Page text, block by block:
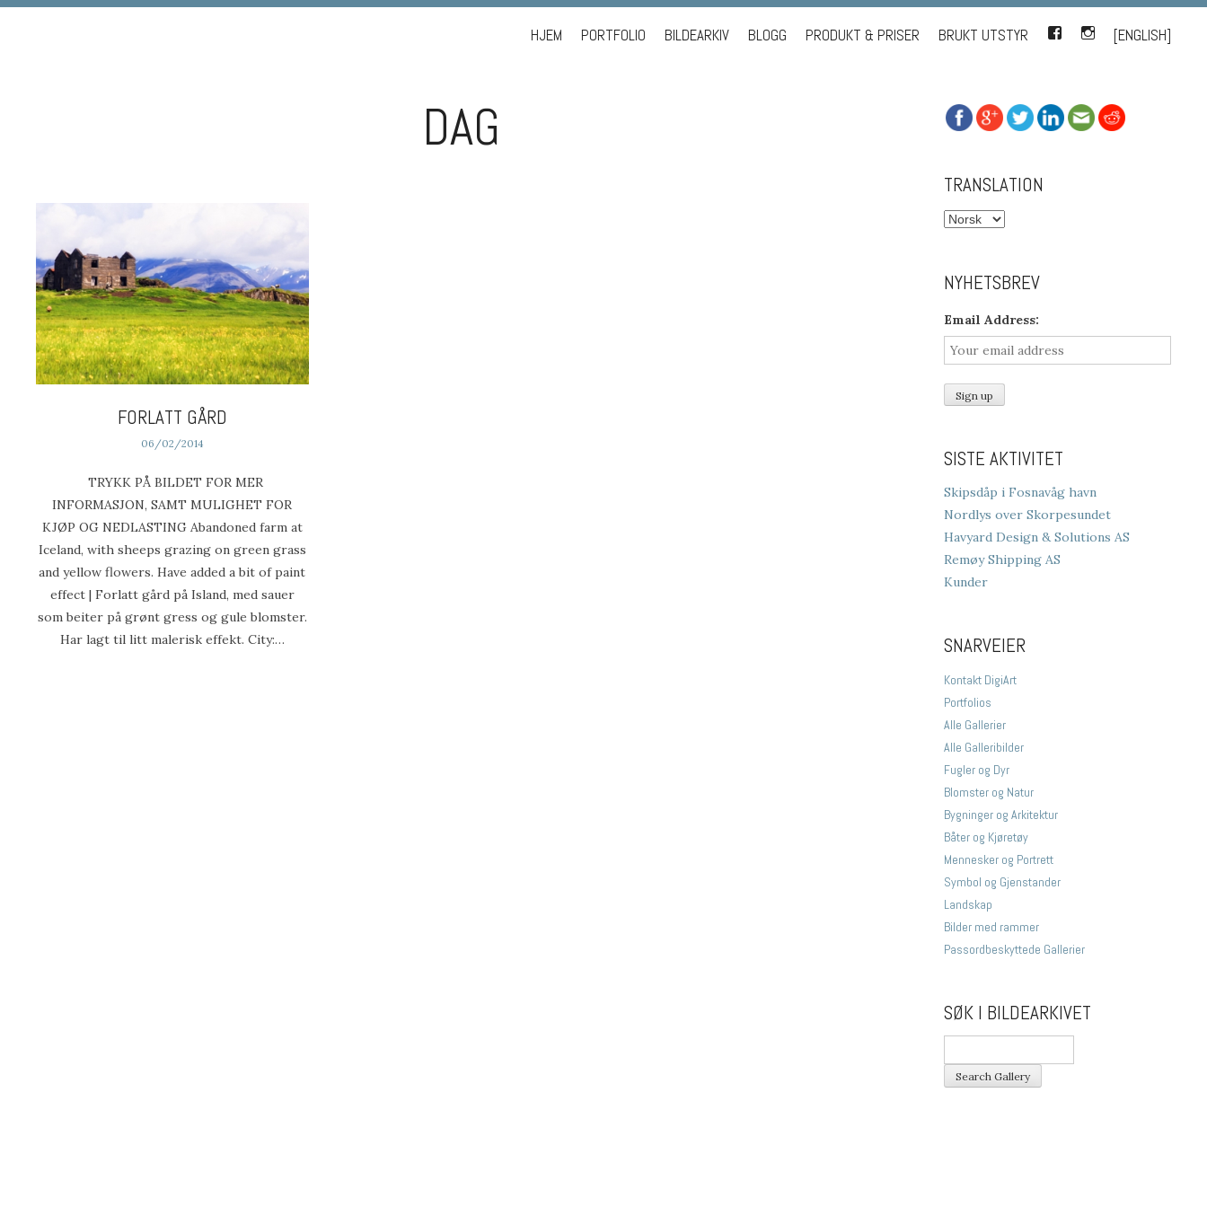
Skip to content
HJEM PORTFOLIO BILDEARKIV BLOGG PRODUKT & PRISER BRUKT UTSTYR FACEBOOKINSTAGRAM
[ENGLISH]
DAG
FORLATT GÅRD
06/02/2014
TRYKK PÅ BILDET FOR MER
INFORMASJON, SAMT MULIGHET FOR
KJØP OG NEDLASTING Abandoned farm at
Iceland, with sheeps grazing on green grass
and yellow flowers. Have added a bit of paint
effect | Forlatt gård på Island, med sauer
som beiter på grønt gress og gule blomster.
Har lagt til litt malerisk effekt. City:…
TRANSLATION
NYHETSBREV
Email Address:
SISTE AKTIVITET
Skipsdåp i Fosnavåg havn
Nordlys over Skorpesundet
Havyard Design & Solutions AS
Remøy Shipping AS
Kunder
SNARVEIER
Kontakt DigiArt
Portfolios
Alle Gallerier
Alle Galleribilder
Fugler og Dyr
Blomster og Natur
Bygninger og Arkitektur
Båter og Kjøretøy
Mennesker og Portrett
Symbol og Gjenstander
Landskap
Bilder med rammer
Passordbeskyttede Gallerier
SØK I BILDEARKIVET